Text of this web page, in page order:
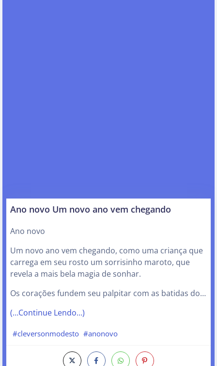
Ano novo Um novo ano vem chegando
Ano novo
Um novo ano vem chegando, como uma criança que
carrega em seu rosto um sorrisinho maroto, que
revela a mais bela magia de sonhar.
Os corações fundem seu palpitar com as batidas do…
(…Continue Lendo…)
#cleversonmodesto #anonovo